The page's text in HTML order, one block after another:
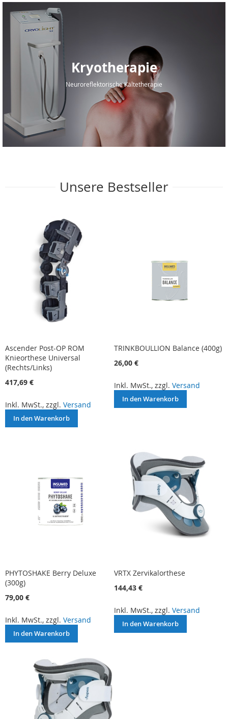
Kryotherapie
Neuroreflektorische Kältetherapie
Unsere Bestseller
Ascender Post-OP ROM
Knieorthese Universal
(Rechts/Links)
417,69 €
Inkl. MwSt., zzgl. Versand
In den Warenkorb
TRINKBOULLION Balance (400g)
26,00 €
Inkl. MwSt., zzgl. Versand
In den Warenkorb
PHYTOSHAKE Berry Deluxe
(300g)
79,00 €
Inkl. MwSt., zzgl. Versand
In den Warenkorb
VRTX Zervikalorthese
144,43 €
Inkl. MwSt., zzgl. Versand
In den Warenkorb